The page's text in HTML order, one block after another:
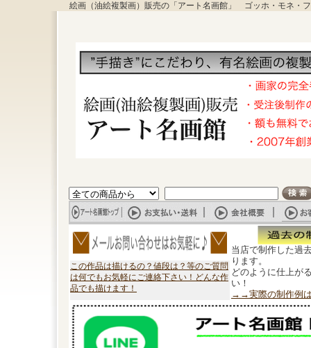
絵画（油絵複製画）販売の「アート名画館」 ゴッホ・モネ・
この作品は描けるの？値段は？等のご質問
は何でもお気軽にご連絡下さい！どんな作
品でも描けます！
当店で制作した過
ります。
どのように仕上が
い！
→→実際の制作例